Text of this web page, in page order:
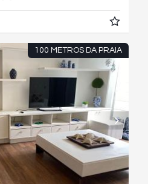
100 METROS DA PRAIA